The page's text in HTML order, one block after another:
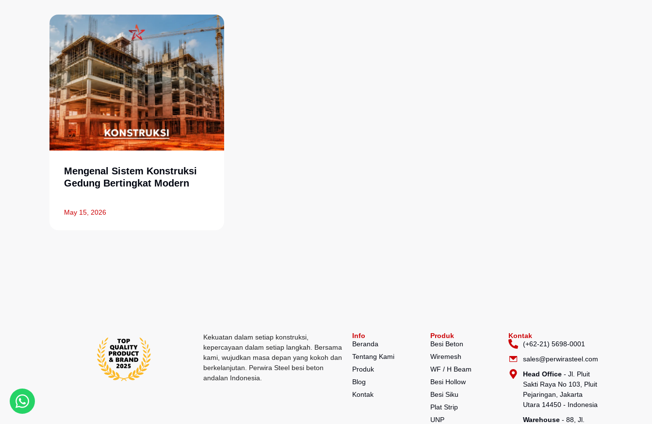
Mengenal Sistem Konstruksi
Gedung Bertingkat Modern
May 15, 2026
Kekuatan dalam setiap konstruksi,
kepercayaan dalam setiap langkah. Bersama
kami, wujudkan masa depan yang kokoh dan
berkelanjutan. Perwira Steel besi beton
andalan Indonesia.
Info
Beranda
Tentang Kami
Produk
Blog
Kontak
Produk
Besi Beton
Wiremesh
WF / H Beam
Besi Hollow
Besi Siku
Plat Strip
UNP
Kontak
(+62-21) 5698-0001
sales@perwirasteel.com
Head Office- Jl. Pluit
Sakti Raya No 103, Pluit
Pejaringan, Jakarta
Utara 14450 - Indonesia
Warehouse- 88, Jl.